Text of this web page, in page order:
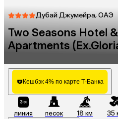
Дубай Джумейра, ОАЭ
Two Seasons Hotel &
Apartments
Кешбэк 4% по карте Т-Банка
линия песок 18 км 35